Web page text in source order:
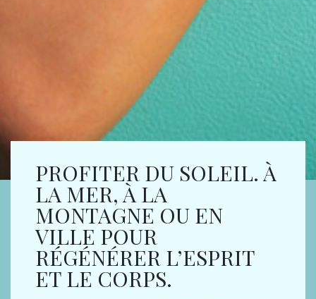
PROFITER DU SOLEIL. À
LA MER, À LA
MONTAGNE OU EN
VILLE POUR
RÉGÉNÉRER L’ESPRIT
ET LE CORPS.